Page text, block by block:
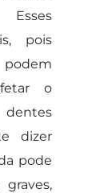
pois
o
dizer
pode